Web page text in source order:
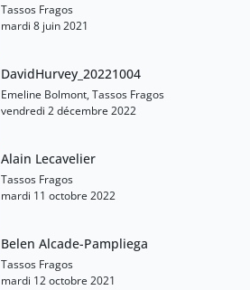
Tassos Fragos
mardi 8 juin 2021
DavidHurvey_20221004
Emeline Bolmont, Tassos Fragos
vendredi 2 décembre 2022
Alain Lecavelier
Tassos Fragos
mardi 11 octobre 2022
Belen Alcade-Pampliega
Tassos Fragos
mardi 12 octobre 2021